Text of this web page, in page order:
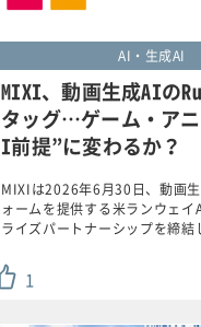
AI・生成AI
MIXI、動画生成AIの
タッグ…ゲーム・ア
I前提”に変わるか？
1
MIXIは2026年6月30日、動画
ォームを提供する米ランウェイ
ライズパートナーシップを締